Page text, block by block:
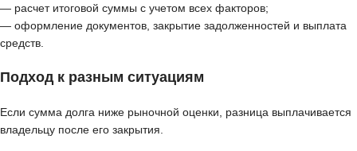
— расчет итоговой суммы с учетом всех факторов;
— оформление документов, закрытие задолженностей и выплата
средств.
Подход к разным ситуациям
Если сумма долга ниже рыночной оценки, разница выплачивается
владельцу после его закрытия.